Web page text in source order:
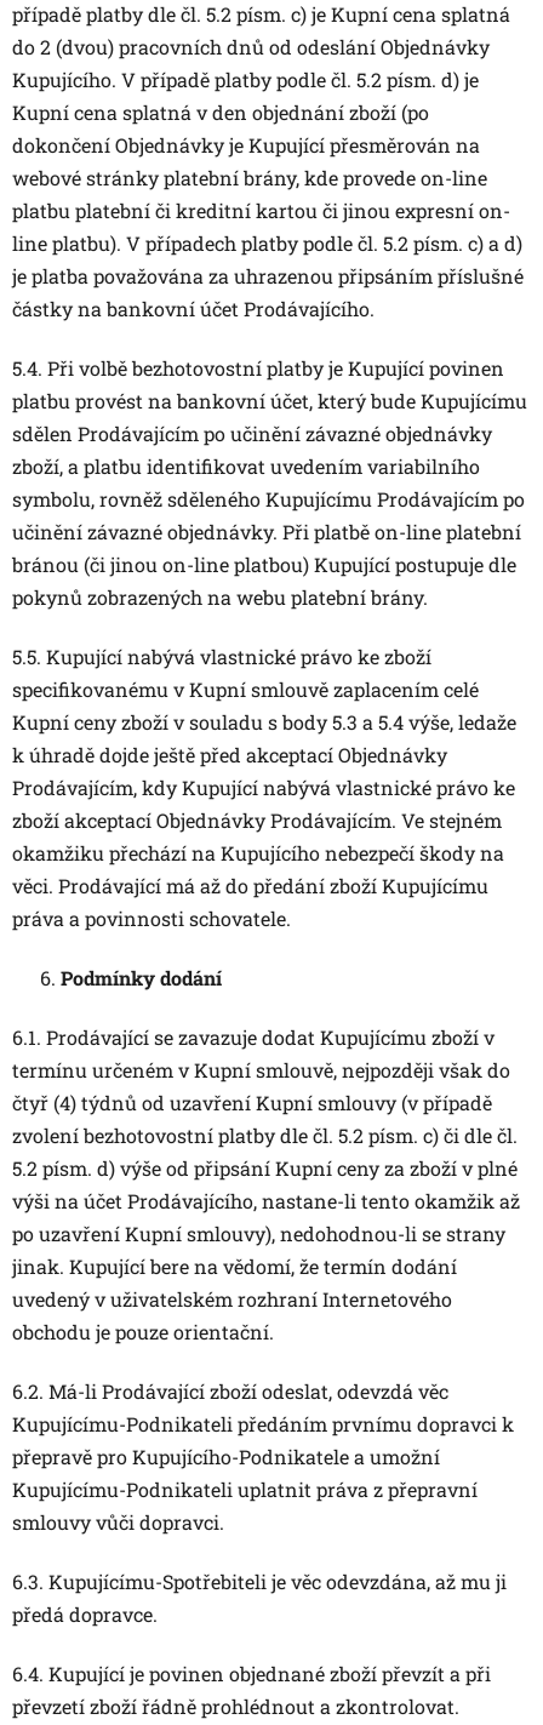
případě platby dle čl. 5.2 písm. c) je Kupní cena splatná
do 2 (dvou) pracovních dnů od odeslání Objednávky
Kupujícího. V případě platby podle čl. 5.2 písm. d) je
Kupní cena splatná v den objednání zboží (po
dokončení Objednávky je Kupující přesměrován na
webové stránky platební brány, kde provede on-line
platbu platební či kreditní kartou či jinou expresní on-
line platbu). V případech platby podle čl. 5.2 písm. c) a d)
je platba považována za uhrazenou připsáním příslušné
částky na bankovní účet Prodávajícího.
5.4. Při volbě bezhotovostní platby je Kupující povinen
platbu provést na bankovní účet, který bude Kupujícímu
sdělen Prodávajícím po učinění závazné objednávky
zboží, a platbu identifikovat uvedením variabilního
symbolu, rovněž sděleného Kupujícímu Prodávajícím po
učinění závazné objednávky. Při platbě on-line platební
bránou (či jinou on-line platbou) Kupující postupuje dle
pokynů zobrazených na webu platební brány.
5.5. Kupující nabývá vlastnické právo ke zboží
specifikovanému v Kupní smlouvě zaplacením celé
Kupní ceny zboží v souladu s body 5.3 a 5.4 výše, ledaže
k úhradě dojde ještě před akceptací Objednávky
Prodávajícím, kdy Kupující nabývá vlastnické právo ke
zboží akceptací Objednávky Prodávajícím. Ve stejném
okamžiku přechází na Kupujícího nebezpečí škody na
věci. Prodávající má až do předání zboží Kupujícímu
práva a povinnosti schovatele.
Podmínky dodání
6.1. Prodávající se zavazuje dodat Kupujícímu zboží v
termínu určeném v Kupní smlouvě, nejpozději však do
čtyř (4) týdnů od uzavření Kupní smlouvy (v případě
zvolení bezhotovostní platby dle čl. 5.2 písm. c) či dle čl.
5.2 písm. d) výše od připsání Kupní ceny za zboží v plné
výši na účet Prodávajícího, nastane-li tento okamžik až
po uzavření Kupní smlouvy), nedohodnou-li se strany
jinak. Kupující bere na vědomí, že termín dodání
uvedený v uživatelském rozhraní Internetového
obchodu je pouze orientační.
6.2. Má-li Prodávající zboží odeslat, odevzdá věc
Kupujícímu-Podnikateli předáním prvnímu dopravci k
přepravě pro Kupujícího-Podnikatele a umožní
Kupujícímu-Podnikateli uplatnit práva z přepravní
smlouvy vůči dopravci.
6.3. Kupujícímu-Spotřebiteli je věc odevzdána, až mu ji
předá dopravce.
6.4. Kupující je povinen objednané zboží převzít a při
převzetí zboží řádně prohlédnout a zkontrolovat.